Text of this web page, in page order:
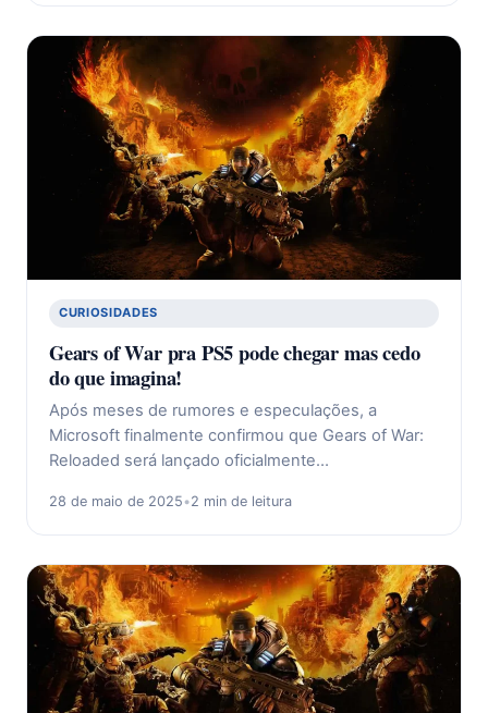
CURIOSIDADES
Gears of War pra PS5 pode chegar mas cedo
do que imagina!
Após meses de rumores e especulações, a
Microsoft finalmente confirmou que Gears of War:
Reloaded será lançado oficialmente…
28 de maio de 2025•2 min de leitura